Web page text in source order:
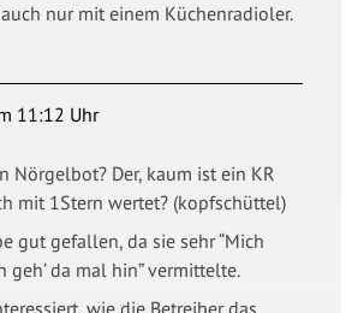
nur mit einem Küchenradioler.
11:12 Uhr
Nörgelbot? Der, kaum ist ein KR
mit 1Stern wertet? (kopfschüttel)
gut gefallen, da sie sehr “Mich
geh’ da mal hin” vermittelte.